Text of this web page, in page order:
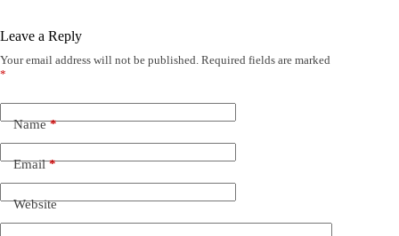
Leave a Reply
Your email address will not be published. Required fields are marked
*
Name*
Email*
Website